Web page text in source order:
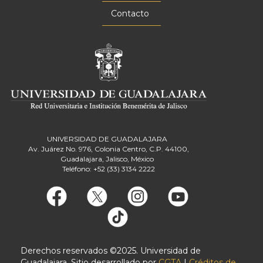
Contacto
UNIVERSIDAD DE GUADALAJARA
Av. Juárez No. 976, Colonia Centro, C.P. 44100,
Guadalajara, Jalisco, México
Teléfono: +52 (33) 3134 2222
Derechos reservados ©2025. Universidad de